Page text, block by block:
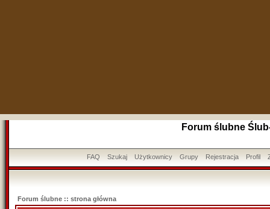
Forum ślubne
FAQ Szukaj Użytkownicy Grupy Rejestracja Profil
Forum ślubne :: strona główna